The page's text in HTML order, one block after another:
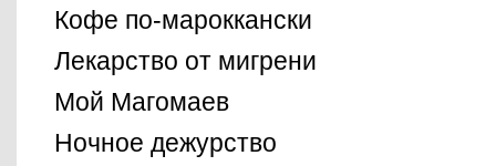
Кофе по-мароккански
Лекарство от мигрени
Мой Магомаев
Ночное дежурство